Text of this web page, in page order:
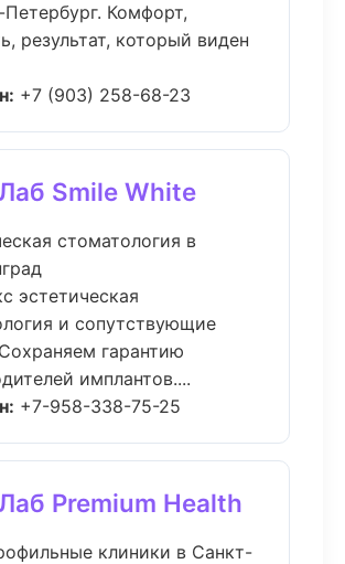
Комфорт,
результат, который виден
+7 (903) 258-68-23
Smile White
стоматология в
эстетическая
и сопутствующие
гарантию
имплантов....
+7-958-338-75-25
Premium Health
клиники в Санкт-